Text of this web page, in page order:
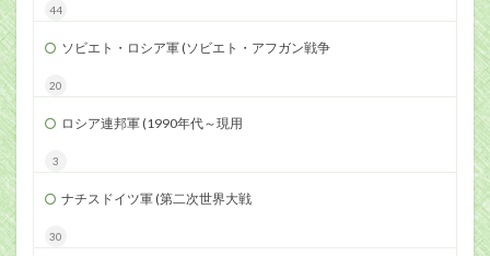
44
ソビエト・ロシア軍 (ソビエト・アフガン戦争
20
ロシア連邦軍 (1990年代～現用
3
ナチスドイツ軍 (第二次世界大戦
30